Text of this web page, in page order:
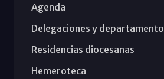
Agenda
Delegaciones y
Residencias diocesanas
Hemeroteca